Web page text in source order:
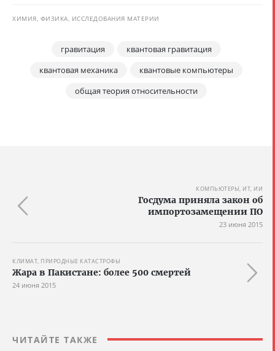
ХИМИЯ, ФИЗИКА, ИССЛЕДОВАНИЯ МАТЕРИИ
гравитация
квантовая гравитация
квантовая механика
квантовые компьютеры
общая теория относительности
КОМПЬЮТЕРЫ, ИТ, ИИ
Госдума приняла закон об
импортозамещении ПО
23 июня 2015
КЛИМАТ, ПРИРОДНЫЕ КАТАСТРОФЫ
Жара в Пакистане: более 500 смертей
24 июня 2015
ЧИТАЙТЕ ТАКЖЕ